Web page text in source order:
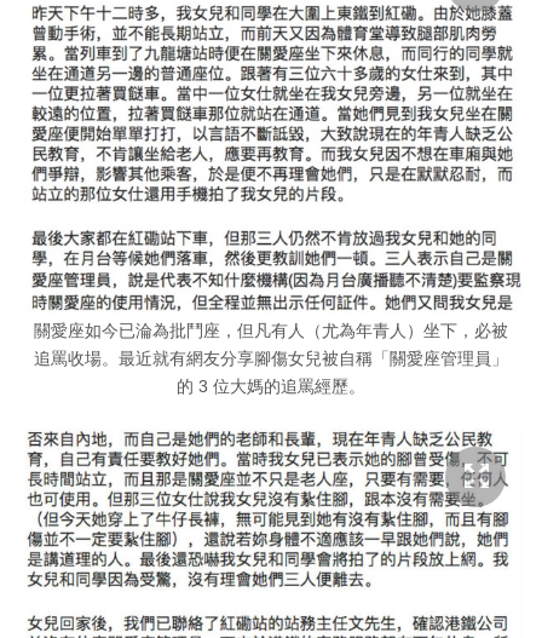
關愛座如今已淪為批鬥座，但凡有人（尤為年青人）坐下，必被
追罵收場。最近就有網友分享腳傷女兒被自稱「關愛座管理員」
的 3 位大媽的追罵經歷。